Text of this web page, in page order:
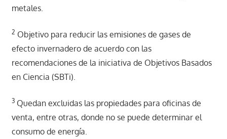
metales.
2 Objetivo para reducir las emisiones de gases de
efecto invernadero de acuerdo con las
recomendaciones de la iniciativa de Objetivos Basados
en Ciencia (SBTi).
3Quedan excluidas las propiedades para oficinas de
venta, entre otras, donde no se puede determinar el
consumo de energía.